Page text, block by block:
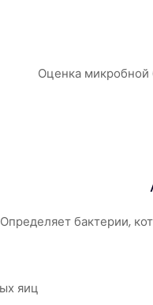
Оценка микробной
Определяет бактерии,